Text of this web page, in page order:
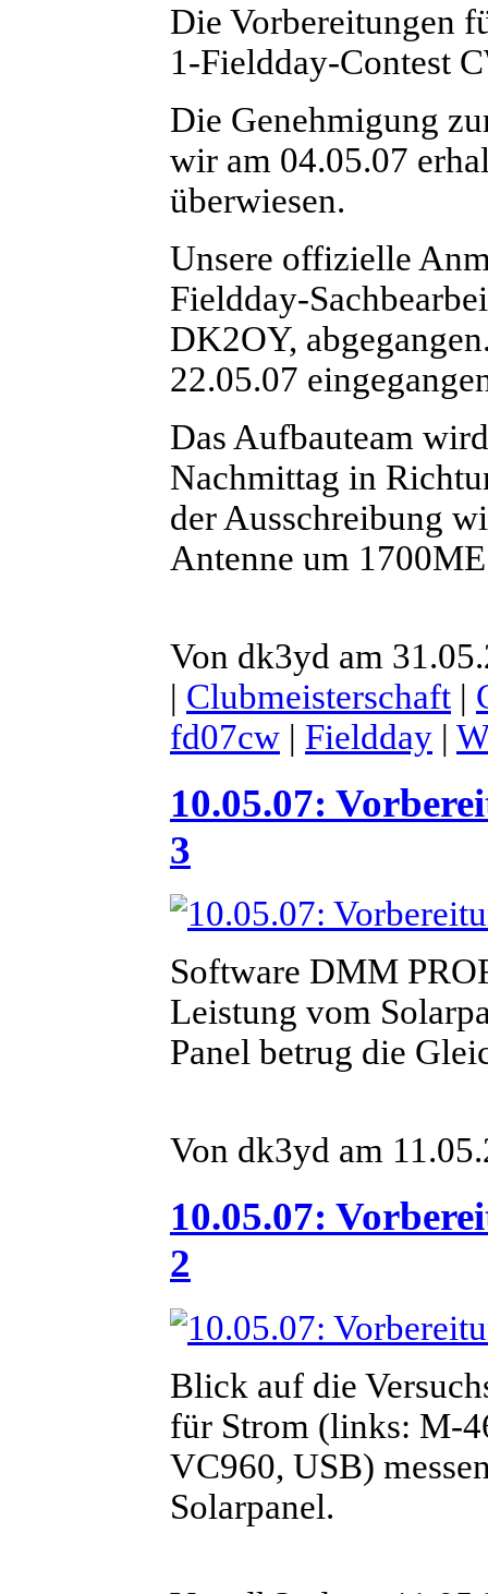
Die Vorbereitungen
1-Fieldday-Contest
Die Genehmigung
wir am 04.05.07
überwiesen.
Unsere offizielle
Fieldday-
DK2OY,
22.05.07
Das Aufbauteam
Nachmittag in
der Ausschreibung
Antenne um
Von dk3yd am
| Clubmeisterschaft |
fd07cw | Fieldday |
10.05.07:
3
Software DMM
Leistung vom
Panel betrug die
Von dk3yd am
10.05.07:
2
Blick auf die
für Strom (links: M-
VC960, USB)
Solarpanel.